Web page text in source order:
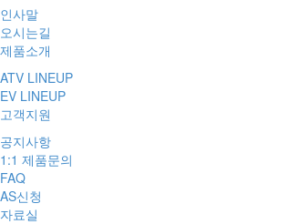
인사말
오시는길
제품소개
ATV LINEUP
EV LINEUP
고객지원
공지사항
1:1 제품문의
FAQ
AS신청
자료실